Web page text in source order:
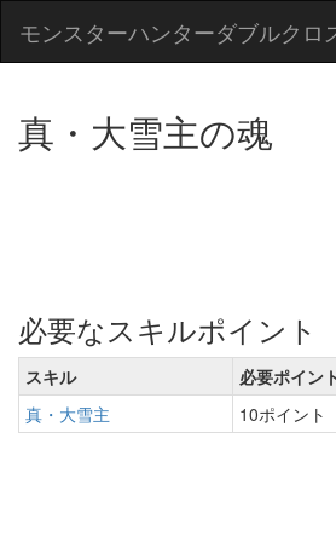
モンスターハンターダブルクロ
真・大雪主の魂
必要なスキルポイント
スキル
必要ポイン
真・大雪主
10ポイント